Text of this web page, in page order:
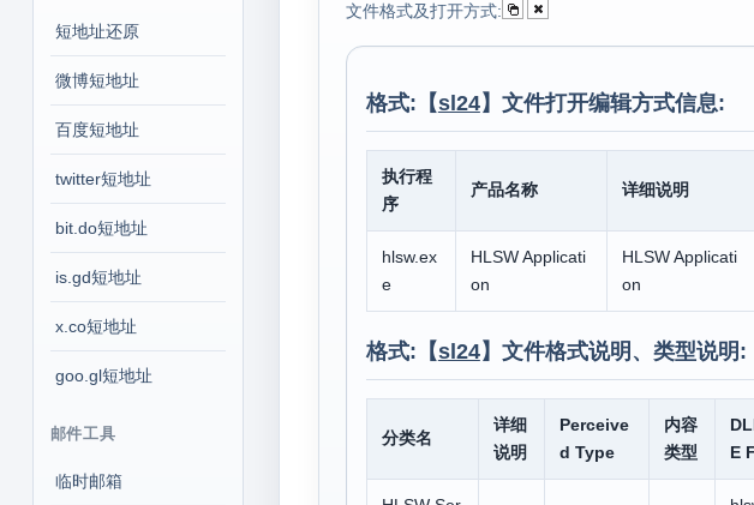
短地址还原
微博短地址
百度短地址
twitter短地址
bit.do短地址
is.gd短地址
x.co短地址
goo.gl短地址
邮件工具
临时邮箱
文件格式及打开方式:
格式:【sl24】文件打开编辑方式信息:
执行程
序
产品名称 详细说明
hlsw.ex
e
HLSW Applicati
on
HLSW Applicati
on
格式:【sl24】文件格式说明、类型说明:
分类名
详细
说明
Perceive
d Type
内容
类型
E